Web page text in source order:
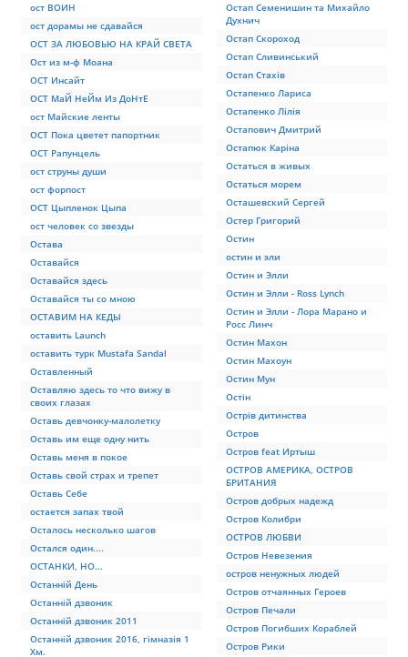
ост ВОИН
ост дорамы не сдавайся
ОСТ ЗА ЛЮБОВЬЮ НА КРАЙ СВЕТА
Ост из м-ф Моана
ОСТ Инсайт
ОСТ МаЙ НеЙм Из ДоНтЕ
ост Майские ленты
ОСТ Пока цветет папортник
ОСТ Рапунцель
ост струны души
ост форпост
ОСТ Цыпленок Цыпа
ост человек со звезды
Остава
Оставайся
Оставайся здесь
Оставайся ты со мною
ОСТАВИМ НА КЕДЫ
оставить Launch
оставить турк Mustafa Sandal
Оставленный
Оставляю здесь то что вижу в
своих глазах
Оставь девчонку-малолетку
Оставь им еще одну нить
Оставь меня в покое
Оставь свой страх и трепет
Оставь Себе
остается запах твой
Осталось несколько шагов
Остался один....
ОСТАНКИ, НО...
Останній День
Останній дзвоник
Останній дзвоник 2011
Останній дзвоник 2016, гімназія 1
Хм.
Остап Семенишин та Михайло
Духнич
Остап Скороход
Остап Сливинський
Остап Стахів
Остапенко Лариса
Остапенко Лілія
Остапович Дмитрий
Остапюк Каріна
Остаться в живых
Остаться морем
Осташевский Сергей
Остер Григорий
Остин
остин и эли
Остин и Элли
Остин и Элли - Ross Lynch
Остин и Элли - Лора Марано и
Росс Линч
Остин Махон
Остин Махоун
Остин Мун
Остін
Острів дитинства
Остров
Остров feat Иртыш
ОСТРОВ АМЕРИКА, ОСТРОВ
БРИТАНИЯ
Остров добрых надежд
Остров Колибри
ОСТРОВ ЛЮБВИ
Остров Невезения
остров ненужных людей
Остров отчаянных Героев
Остров Печали
Остров Погибших Кораблей
Остров Рики